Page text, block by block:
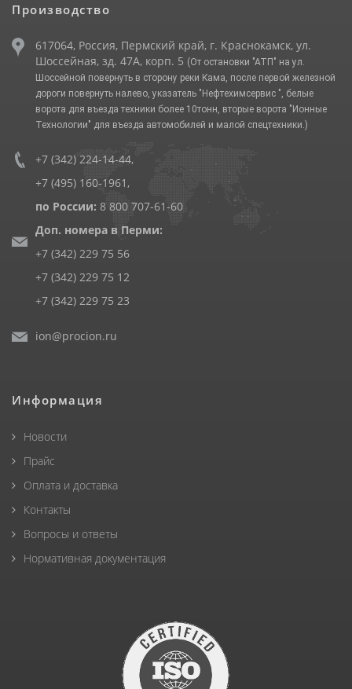
Производство
617064, Россия, Пермский край, г. Краснокамск, ул.
Шоссейная, зд. 47А, корп. 5 (От остановки "АТП" на ул.
Шоссейной повернуть в сторону реки Кама, после первой железной
дороги повернуть налево, указатель "Нефтехимсервис ", белые
ворота для въезда техники более 10тонн, вторые ворота "Ионные
Технологии" для въезда автомобилей и малой спецтехники.)
+7 (342) 224-14-44,
+7 (495) 160-1961 ,
по России: 8 800 707-61-60
Доп. номера в Перми:
+7 (342) 229 75 56
+7 (342) 229 75 12
+7 (342) 229 75 23
ion@procion.ru
Информация
Новости
Прайс
Оплата и доставка
Контакты
Вопросы и ответы
Нормативная документация